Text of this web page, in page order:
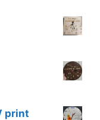
print